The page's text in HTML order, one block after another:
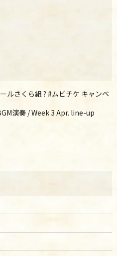
ルさくら組 ? #ムビチケ キャンペ
演奏 / Week 3 Apr. line-up